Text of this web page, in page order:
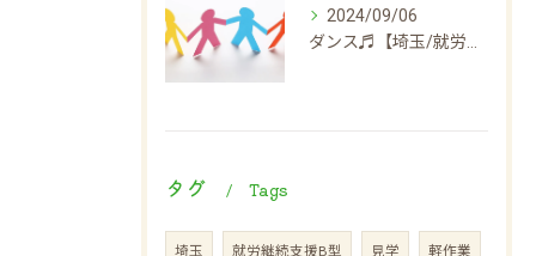
2024/09/06
タグ Tags
埼玉 就労継続支援B型 見学 軽作業